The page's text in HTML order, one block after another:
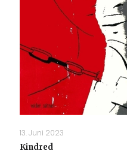
13. Juni 2023
Kindred